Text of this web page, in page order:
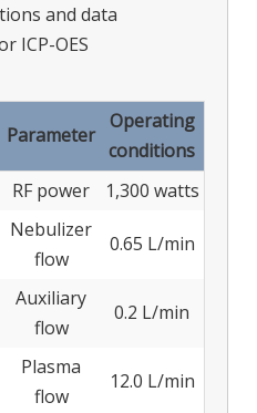
and data
ICP-OES
Parameter
Operating
conditions
RF power 1,300 watts
Nebulizer
flow
0.65 L/min
Auxiliary
flow
0.2 L/min
Plasma
flow
12.0 L/min